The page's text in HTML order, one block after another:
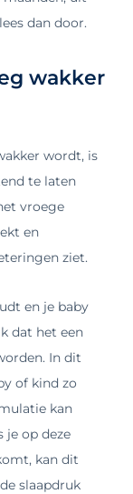
dan door.
wakker
wordt, is
te laten
vroege
en
ziet.
en je baby
dat het een
In dit
of kind zo
kan
je op deze
kan dit
slaapdruk